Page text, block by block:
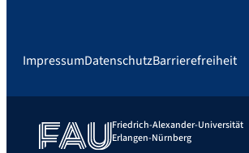
ImpressumDatenschutzBarrierefreiheit
Friedrich-Alexander-Universität
Erlangen-Nürnberg